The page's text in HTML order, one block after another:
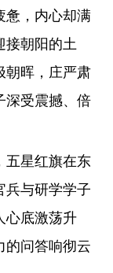
惫，内心却满
接朝阳的土
朝晖，庄严肃
深受震撼、倍
五星红旗在东
兵与研学学子
心底激荡升
的问答响彻云